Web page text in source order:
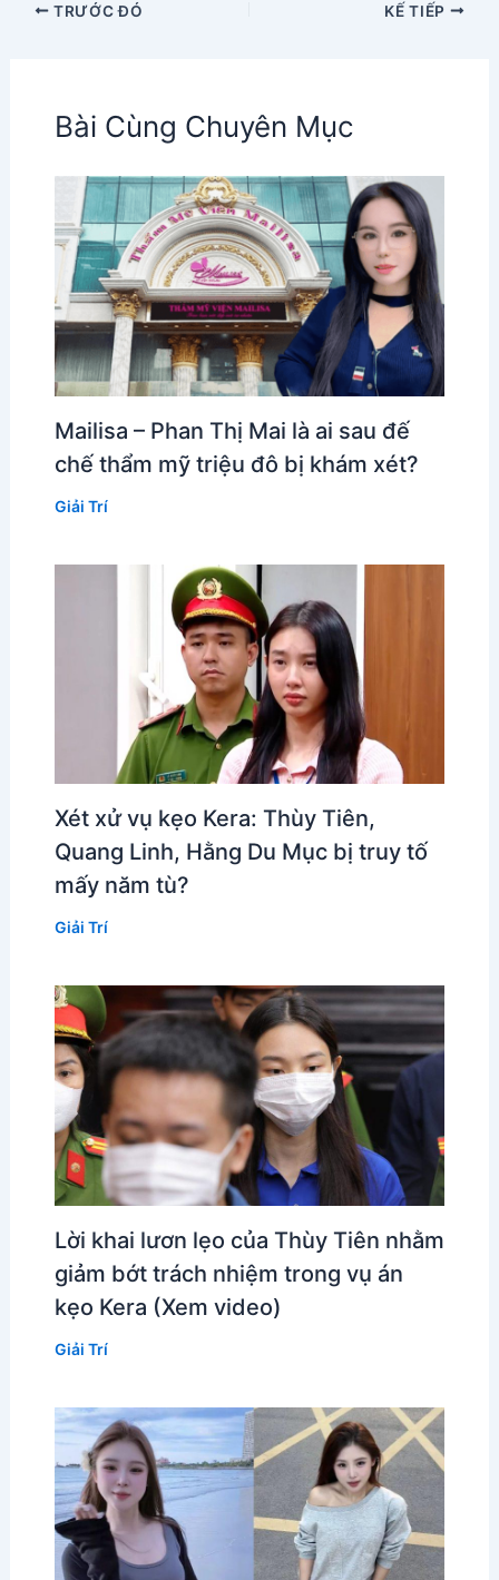
e
o
k
s
g
er
k
TRƯỚC ĐÓ KẾ TIẾP
Bài Cùng Chuyên Mục
Mailisa – Phan Thị Mai là ai sau đế
chế thẩm mỹ triệu đô bị khám xét?
Giải Trí
Xét xử vụ kẹo Kera: Thùy Tiên,
Quang Linh, Hằng Du Mục bị truy tố
mấy năm tù?
Giải Trí
Lời khai lươn lẹo của Thùy Tiên nhằm
giảm bớt trách nhiệm trong vụ án
kẹo Kera (Xem video)
Giải Trí